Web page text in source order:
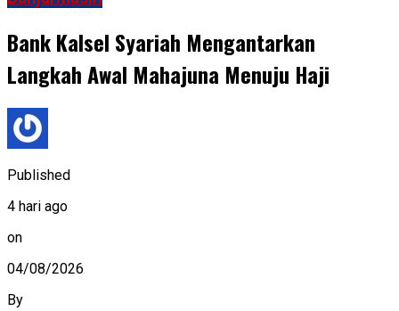
Bank Kalsel Syariah Mengantarkan
Langkah Awal Mahajuna Menuju Haji
Published
4 hari ago
on
04/08/2026
By